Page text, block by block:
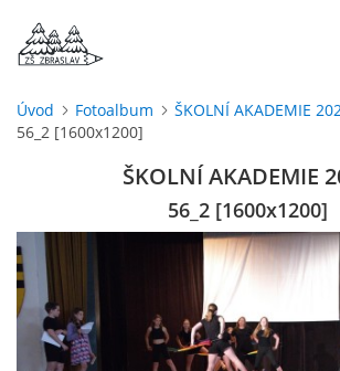
ÚVOD
ŠKOLNÍ ROK
DOKUMENTY
Úvod Fotoalbum
ŠKOLNÍ AKADEMIE
56_2 [1600x1200]
ŠKOLNÍ AKADEMIE
56_2 [1600x1200]